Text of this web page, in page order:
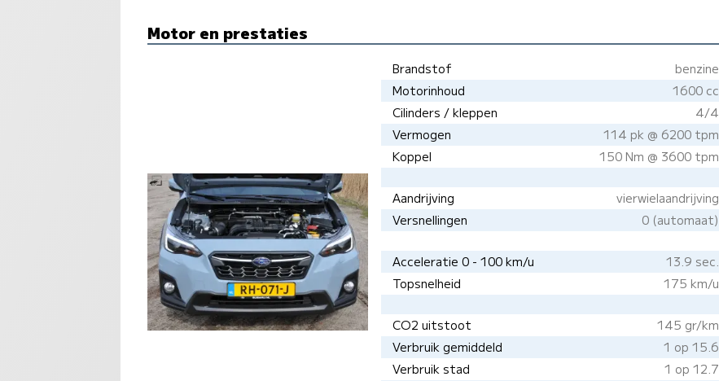
Motor en prestaties
Brandstof
benzine
Motorinhoud
1600 cc
Cilinders / kleppen
4/4
Vermogen
114 pk @ 6200 tpm
Koppel
150 Nm @ 3600 tpm
Aandrijving
vierwielaandrijving
Versnellingen
0 (automaat)
Acceleratie 0 - 100 km/u
13.9 sec.
Topsnelheid
175 km/u
CO2 uitstoot
145 gr/km
Verbruik gemiddeld
1 op 15.6
Verbruik stad
1 op 12.7